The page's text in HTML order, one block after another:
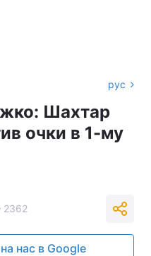
рус
Шахтар
очки в 1-му
2362
нас в Google